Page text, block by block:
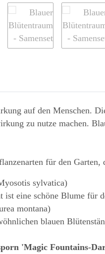
auf den Menschen.
zu nutze machen.
für den
sylvatica)
ist eine schöne Blume für
montana)
blauen
'Magic Fountains-